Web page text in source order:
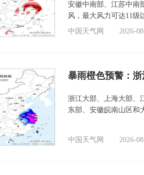
安徽中南部、江苏中南
风，最大风力可达11级
中国天气网
2026-
暴雨橙色预警：
浙江大部、上海大部、
东部、安徽皖南山区和
中国天气网 2026-